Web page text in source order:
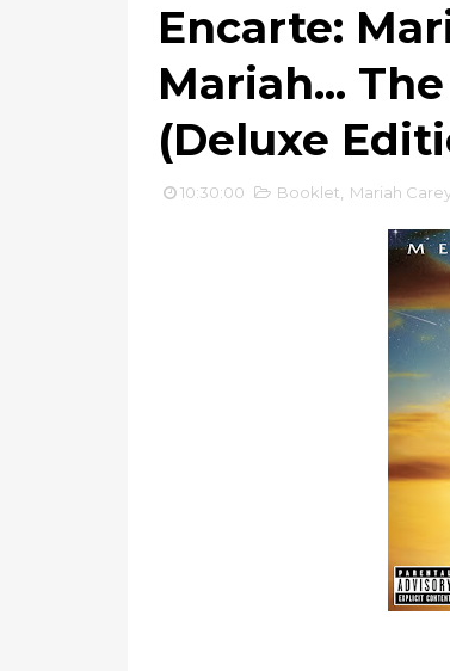
Encarte:
Mariah...
(Deluxe
10:30:00 Booklet Mariah